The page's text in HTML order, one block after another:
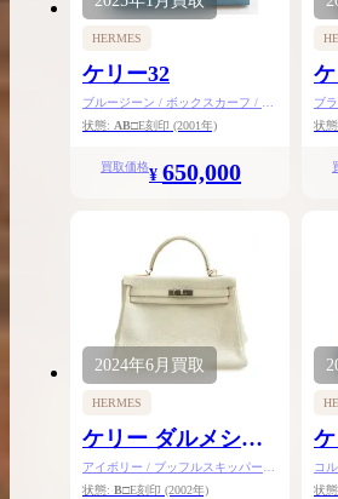
HERMES
ケリー32
ブルージーン / ボックスカーフ / シ
ルバー金具
状態: AB□E刻印 (2001年)
買取価格¥ 650,000
ブ
シ
状
2024年6月 買取
HERMES
ケリー ダルメシア
ン32
アイボリー / ブッフルスキッパー /
シルバー金具
状態: B□E刻印 (2002年)
コ
/ シ
状